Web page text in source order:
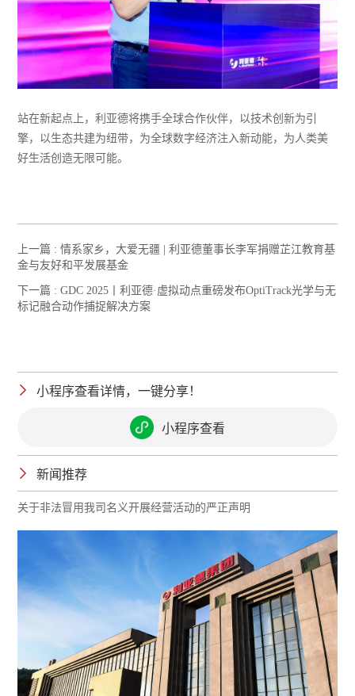
站在新起点上，利亚德将携手全球合作伙伴，以技术创新为引
擎，以生态共建为纽带，为全球数字经济注入新动能，为人类美
好生活创造无限可能。
上一篇 :情系家乡，大爱无疆 | 利亚德董事长李军捐赠芷江教育基
金与友好和平发展基金
下一篇 :GDC 2025丨利亚德·虚拟动点重磅发布OptiTrack光学与无
标记融合动作捕捉解决方案
小程序查看详情，一键分享！
小程序查看
新闻推荐
关于非法冒用我司名义开展经营活动的严正声明